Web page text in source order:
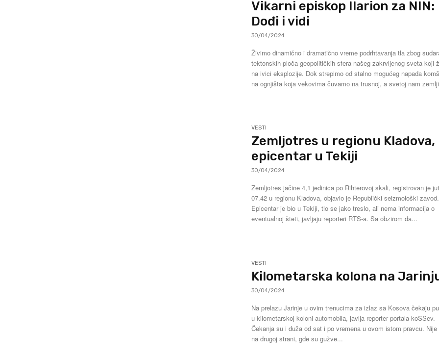
Vikarni episkop Ilarion za NIN:
Dođi i vidi
30/04/2024
Živimo dinamično i dramatično vreme podrhtavanja tla zbog
tektonskih ploča geopolitičkih sfera našeg zakrvljenog sveta koji
na ivici eksplozije. Dok strepimo od stalno mogućeg napada
na ognjišta koja vekovima čuvamo na trusnoj, a svetoj nam
VESTI
Zemljotres u regionu Kladova,
epicentar u Tekiji
30/04/2024
Zemljotres jačine 4,1 jedinica po Rihterovoj skali, registrovan je
07.42 u regionu Kladova, objavio je Republički seizmološki zavod.
Epicentar je bio u Tekiji, tlo se jako treslo, ali nema informacija o
eventualnoj šteti, javljaju reporteri RTS-a. Sa obzirom da...
VESTI
Kilometarska kolona na
30/04/2024
Na prelazu Jarinje u ovim trenucima za izlaz sa Kosova čekaju
u kilometarskoj koloni automobila, javlja reporter portala koSSev.
Čekanja su i duža od sat i po vremena u ovom istom pravcu. Nije tako
na drugoj strani, gde su gužve...